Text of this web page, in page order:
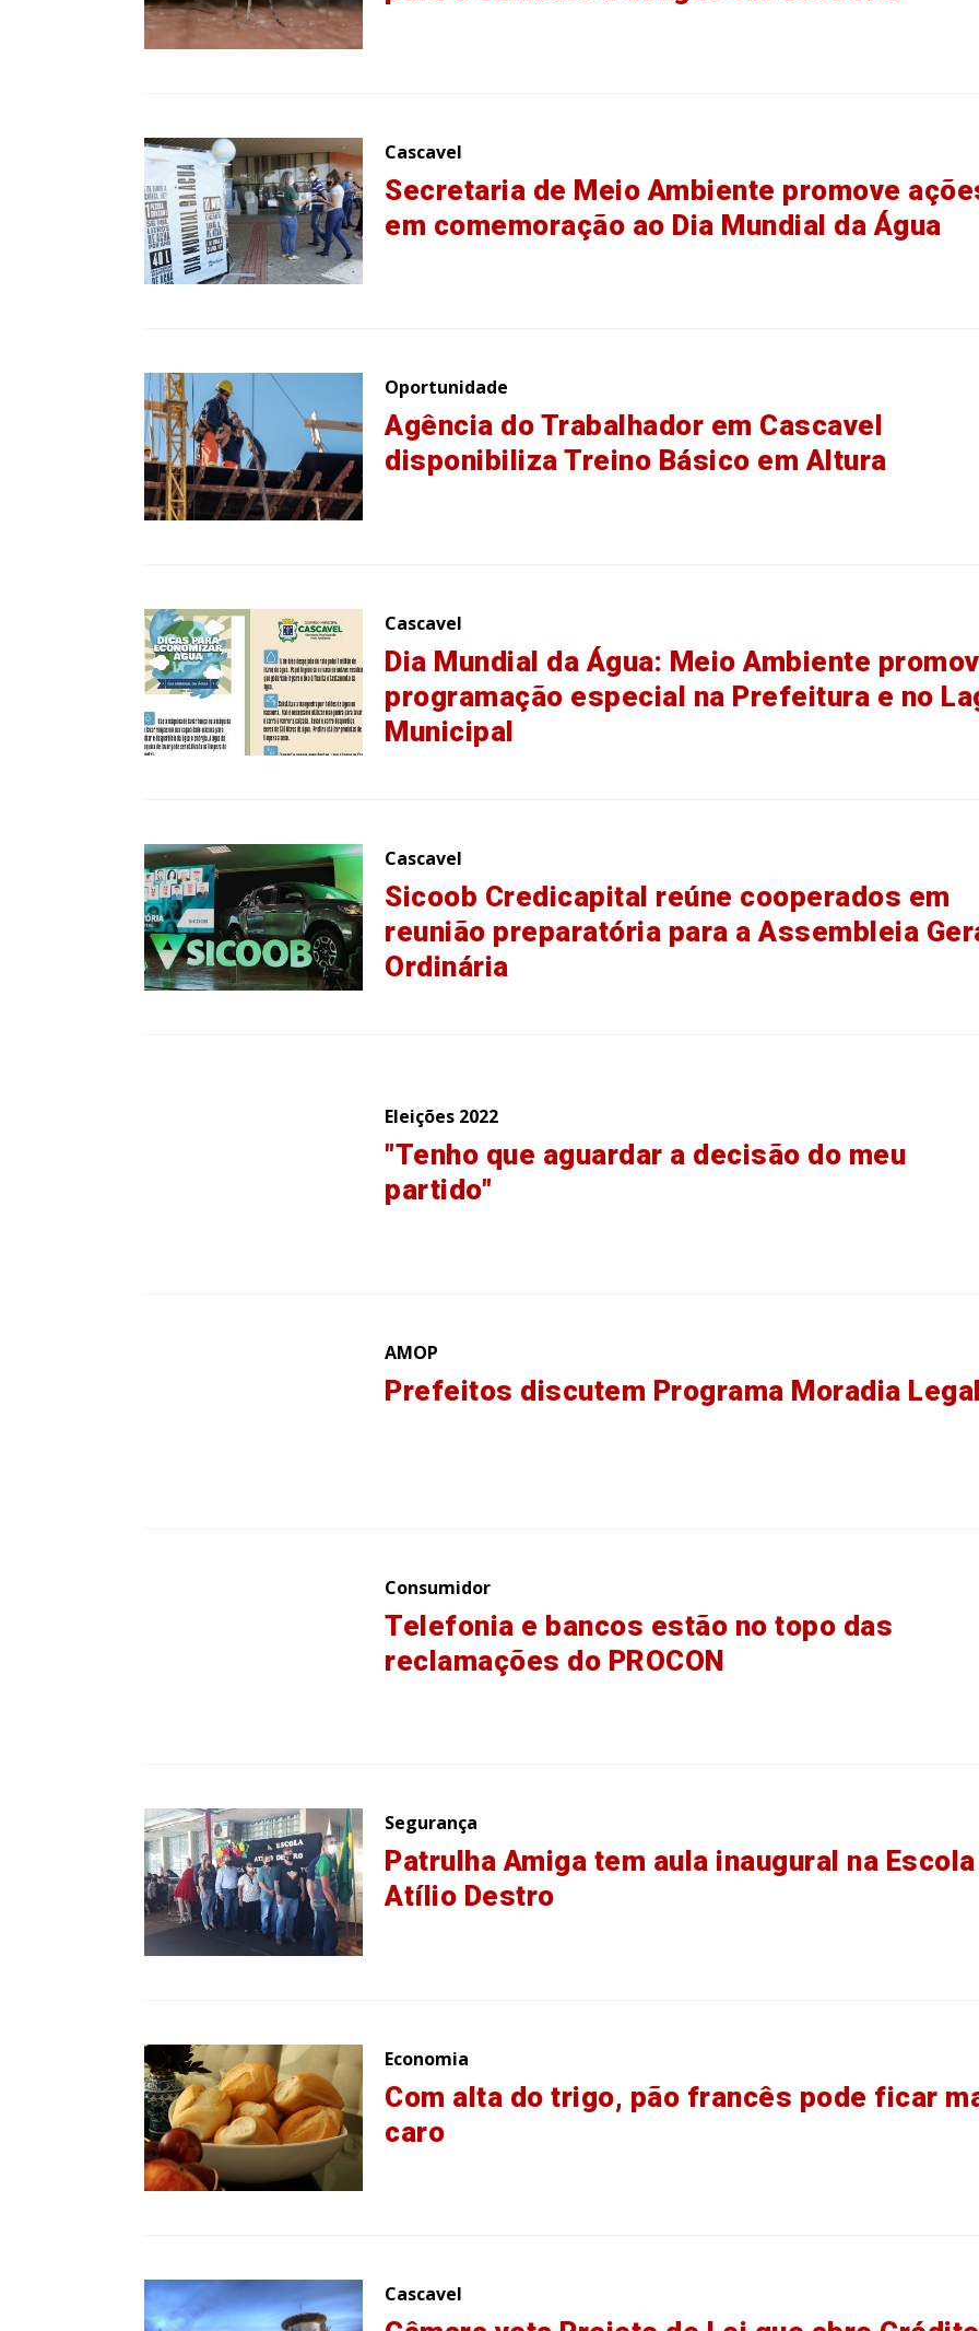
Cascavel
Secretaria de Meio Ambiente promove
em comemoração ao Dia Mundial da Água
Oportunidade
Agência do Trabalhador em Cascavel
disponibiliza Treino Básico em Altura
Cascavel
Dia Mundial da Água: Meio Ambiente
programação especial na Prefeitura e no
Municipal
Cascavel
Sicoob Credicapital reúne cooperados em
reunião preparatória para a Assembleia
Ordinária
Eleições 2022
"Tenho que aguardar a decisão do meu
partido"
AMOP
Prefeitos discutem Programa Moradia
Consumidor
Telefonia e bancos estão no topo das
reclamações do PROCON
Segurança
Patrulha Amiga tem aula inaugural na Escola
Atílio Destro
Economia
Com alta do trigo, pão francês pode ficar
caro
Cascavel